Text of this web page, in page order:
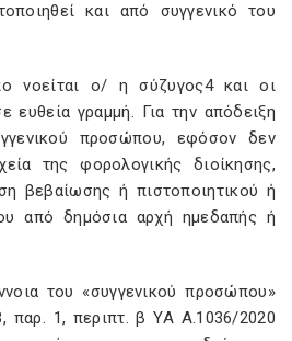
και από συγγενικό του
νοείται ο/ η σύζυγος4 και οι
ευθεία γραμμή. Για την απόδειξη
προσώπου, εφόσον δεν
της φορολογικής διοίκησης,
βεβαίωσης ή πιστοποιητικού ή
από δημόσια αρχή ημεδαπής ή
του «συγγενικού προσώπου»
παρ. 1, περιπτ. β ΥΑ Α.1036/2020